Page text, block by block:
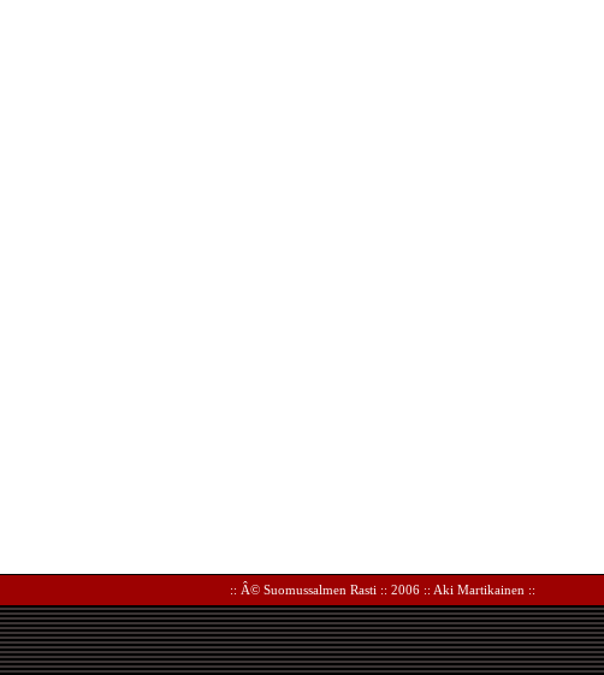
:: Â© Suomussalmen Rasti :: 2006 :: Aki Martikainen ::